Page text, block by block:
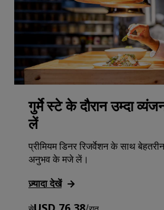
गुर्मे स्टे के दौरान उम्दा
लें
प्रीमियम डिनर रिजर्वेशन के साथ
अनुभव के मजे लें।
ज़्यादा देखें